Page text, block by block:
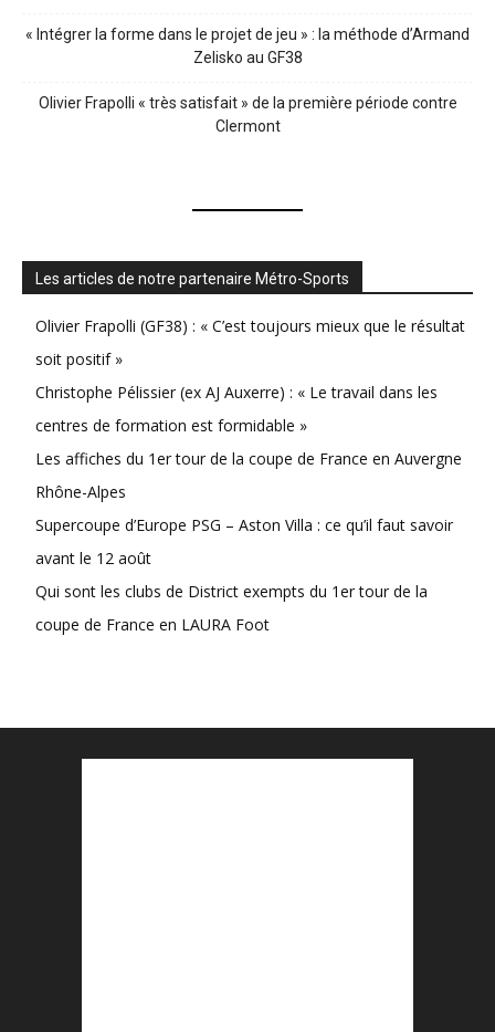
« Intégrer la forme dans le projet de jeu » : la méthode d’Armand
Zelisko au GF38
Olivier Frapolli « très satisfait » de la première période contre
Clermont
Les articles de notre partenaire Métro-Sports
Olivier Frapolli (GF38) : « C’est toujours mieux que le résultat
soit positif »
Christophe Pélissier (ex AJ Auxerre) : « Le travail dans les
centres de formation est formidable »
Les affiches du 1er tour de la coupe de France en Auvergne
Rhône-Alpes
Supercoupe d’Europe PSG – Aston Villa : ce qu’il faut savoir
avant le 12 août
Qui sont les clubs de District exempts du 1er tour de la
coupe de France en LAURA Foot